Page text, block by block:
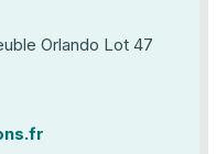
Orlando Lot 47